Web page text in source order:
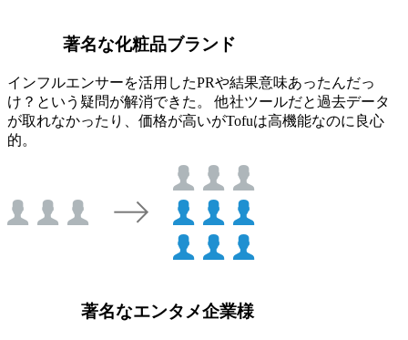
著名な化粧品ブランド
インフルエンサーを活用したPRや結果意味あったんだっ
け？という疑問が解消できた。 他社ツールだと過去データ
が取れなかったり、価格が高いがTofuは高機能なのに良心
的。
著名なエンタメ企業様